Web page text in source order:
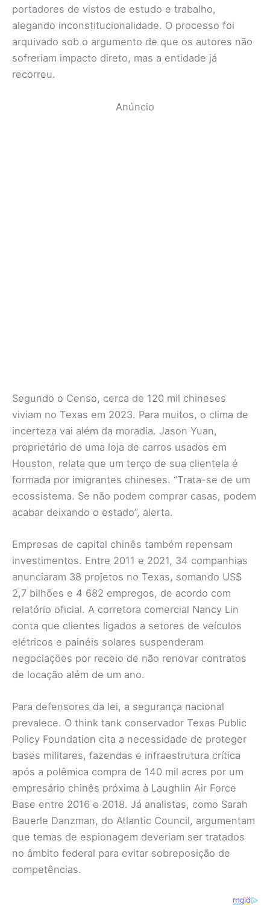
portadores de vistos de estudo e trabalho,
alegando inconstitucionalidade. O processo foi
arquivado sob o argumento de que os autores não
sofreriam impacto direto, mas a entidade já
recorreu.
Anúncio
Segundo o Censo, cerca de 120 mil chineses
viviam no Texas em 2023. Para muitos, o clima de
incerteza vai além da moradia. Jason Yuan,
proprietário de uma loja de carros usados em
Houston, relata que um terço de sua clientela é
formada por imigrantes chineses. “Trata-se de um
ecossistema. Se não podem comprar casas, podem
acabar deixando o estado”, alerta.
Empresas de capital chinês também repensam
investimentos. Entre 2011 e 2021, 34 companhias
anunciaram 38 projetos no Texas, somando US$
2,7 bilhões e 4 682 empregos, de acordo com
relatório oficial. A corretora comercial Nancy Lin
conta que clientes ligados a setores de veículos
elétricos e painéis solares suspenderam
negociações por receio de não renovar contratos
de locação além de um ano.
Para defensores da lei, a segurança nacional
prevalece. O think tank conservador Texas Public
Policy Foundation cita a necessidade de proteger
bases militares, fazendas e infraestrutura crítica
após a polêmica compra de 140 mil acres por um
empresário chinês próxima à Laughlin Air Force
Base entre 2016 e 2018. Já analistas, como Sarah
Bauerle Danzman, do Atlantic Council, argumentam
que temas de espionagem deveriam ser tratados
no âmbito federal para evitar sobreposição de
competências.